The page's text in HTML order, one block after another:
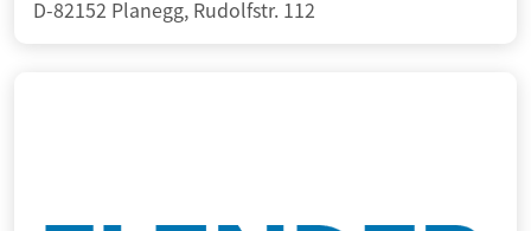
D-82152 Planegg, Rudolfstr. 112